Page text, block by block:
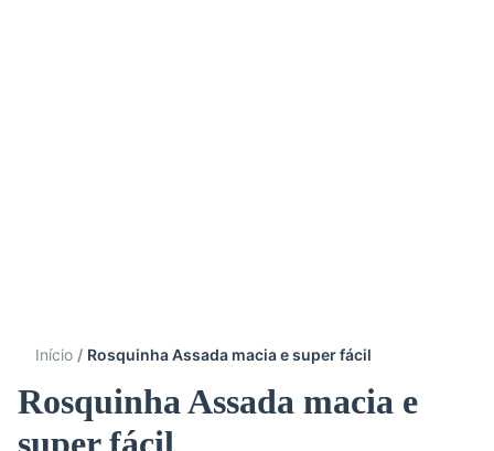
Início Rosquinha Assada macia e super fácil
Rosquinha Assada macia e
super fácil